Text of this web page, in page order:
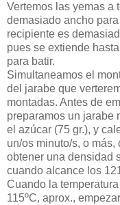
Vertemos las yemas a
demasiado ancho
recipiente es
pues se extiende
para batir.
Simultaneamos el
del jarabe que
montadas. Antes de
preparamos un jarabe
el azúcar (75 gr.), y
un/os minuto/s, o
obtener una densidad
cuando alcance los
Cuando la
115ºC, aprox.,